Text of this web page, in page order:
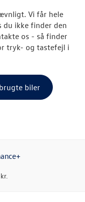
Vi får hele
du ikke finder den
os - så finder
tryk- og tastefejl i
biler